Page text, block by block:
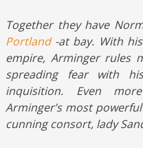
Together they have
Portland -at bay. With
empire, Arminger rules
spreading fear with
inquisition. Even
Arminger’s most
cunning consort, lady